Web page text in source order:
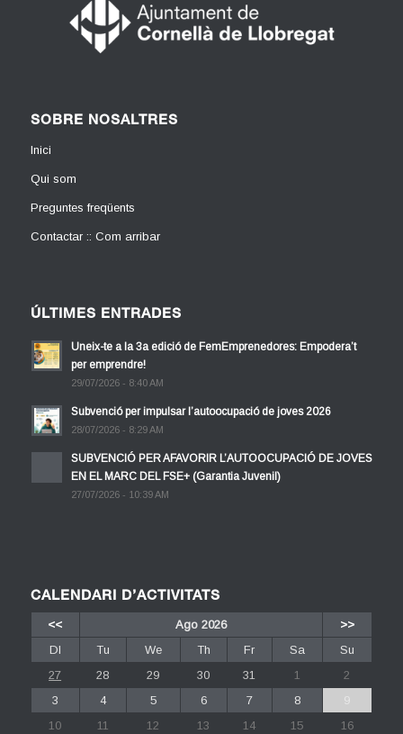
SOBRE NOSALTRES
Inici
Qui som
Preguntes freqüents
Contactar :: Com arribar
ÚLTIMES ENTRADES
Uneix-te a la 3a edició de FemEmprenedores: Empodera’t
per emprendre!
29/07/2026 - 8:40 AM
Subvenció per impulsar l’autoocupació de joves 2026
28/07/2026 - 8:29 AM
SUBVENCIÓ PER AFAVORIR L’AUTOOCUPACIÓ DE JOVES
EN EL MARC DEL FSE+ (Garantia Juvenil)
27/07/2026 - 10:39 AM
CALENDARI D’ACTIVITATS
<< Ago 2026
>>
Dl
Tu We Th Fr Sa
Su
27
28 29 30 31 1
2
3
4 5 6 7 8
9
10
11 12 13 14 15
16